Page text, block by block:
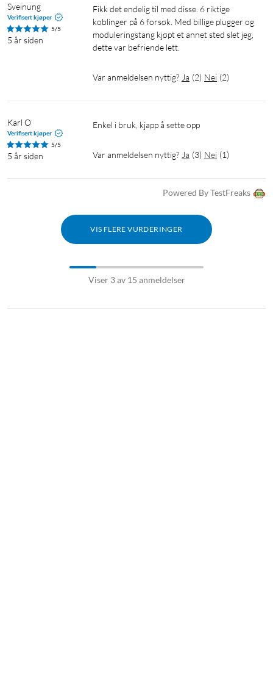
Sveinung
Verifisert kjøper
5/5
5 år siden
Fikk det endelig til med disse. 6 riktige
koblinger på 6 forsøk. Med billige plugger og
moduleringstang kjøpt et annet sted slet jeg,
dette var befriende lett.
Var anmeldelsen nyttig? Ja (2) Nei (2)
Karl O
Verifisert kjøper
5/5
5 år siden
Enkel i bruk, kjapp å sette opp
Var anmeldelsen nyttig? Ja (3) Nei (1)
Powered By TestFreaks
VIS FLERE VURDERINGER
Viser 3 av 15 anmeldelser